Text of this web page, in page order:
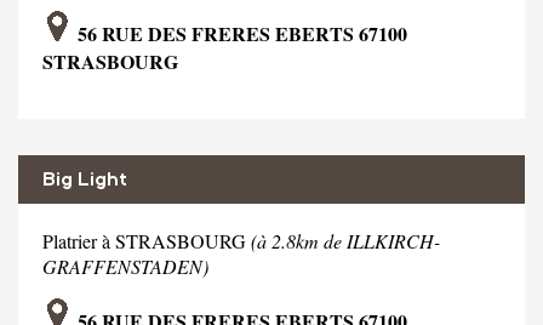
56 RUE DES FRERES EBERTS 67100
STRASBOURG
Big Light
Platrier à STRASBOURG(à 2.8km de ILLKIRCH-
GRAFFENSTADEN)